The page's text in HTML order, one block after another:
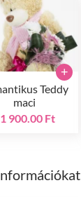
Teddy
maci
900.00 Ft
+